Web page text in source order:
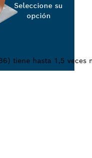
tiene hasta 1,5 veces
Seleccione su
opción